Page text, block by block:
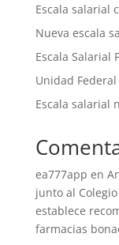
Escala salarial
Nueva escala
Escala Salarial
Unidad Federal
Escala salarial
ea777app en
junto al
establece
farmacias